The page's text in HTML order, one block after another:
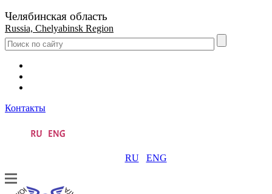
Челябинская область
Russia, Chelyabinsk Region
Контакты
RU ENG